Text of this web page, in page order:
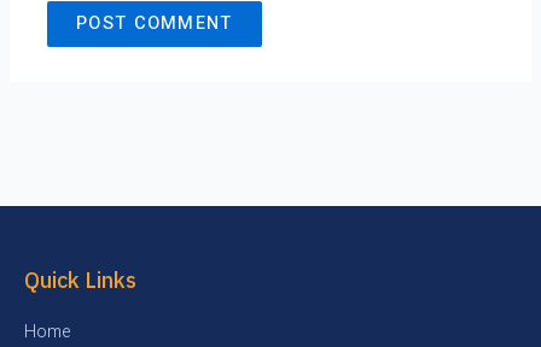
Quick Links
Home